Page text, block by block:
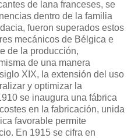
de lana franceses, se
dentro de la familia
fueron superados estos
mecánicos de Bélgica e
de la producción,
de una manera
XIX, la extensión del uso
y optimizar la
se inaugura una fábrica
en la fabricación, unida
favorable permite
En 1915 se cifra en